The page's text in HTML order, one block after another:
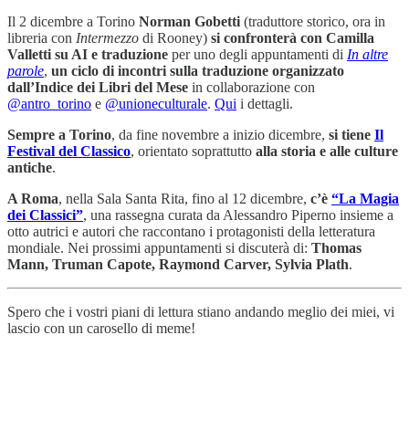
Il 2 dicembre a Torino Norman Gobetti (traduttore storico, ora in
libreria con Intermezzo di Rooney) si confronterà con Camilla
Valletti su AI e traduzione per uno degli appuntamenti di In altre
parole, un ciclo di incontri sulla traduzione organizzato
dall’Indice dei Libri del Mese in collaborazione con
@antro_torino e @unioneculturale. Qui i dettagli.
Sempre a Torino, da fine novembre a inizio dicembre, si tiene Il
Festival del Classico, orientato soprattutto alla storia e alle culture
antiche.
A Roma, nella Sala Santa Rita, fino al 12 dicembre, c’è “La Magia
dei Classici”, una rassegna curata da Alessandro Piperno insieme a
otto autrici e autori che raccontano i protagonisti della letteratura
mondiale. Nei prossimi appuntamenti si discuterà di: Thomas
Mann, Truman Capote, Raymond Carver, Sylvia Plath.
Spero che i vostri piani di lettura stiano andando meglio dei miei, vi
lascio con un carosello di meme!